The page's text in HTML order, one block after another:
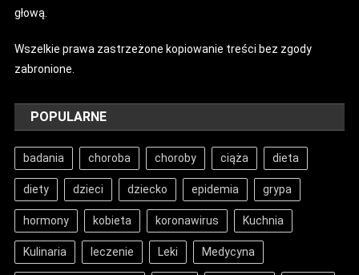
głową.
Wszelkie prawa zastrzeżone kopiowanie treści bez zgody
zabronione.
POPULARNE
badania choroba choroby ciąża dieta
diety dzieci dziecko epidemia grypa
hormony kobieta koronawirus Kuchnia
Kulinaria leczenie Leki Medycyna